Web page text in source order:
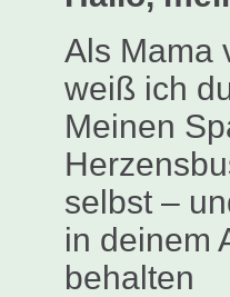
Als Mama
weiß ich
Meinen
selbst –
in deinem
behalten